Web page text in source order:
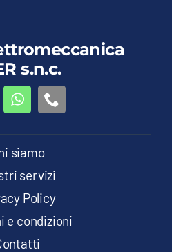
s.n.c.
siamo
servizi
Policy
e condizioni